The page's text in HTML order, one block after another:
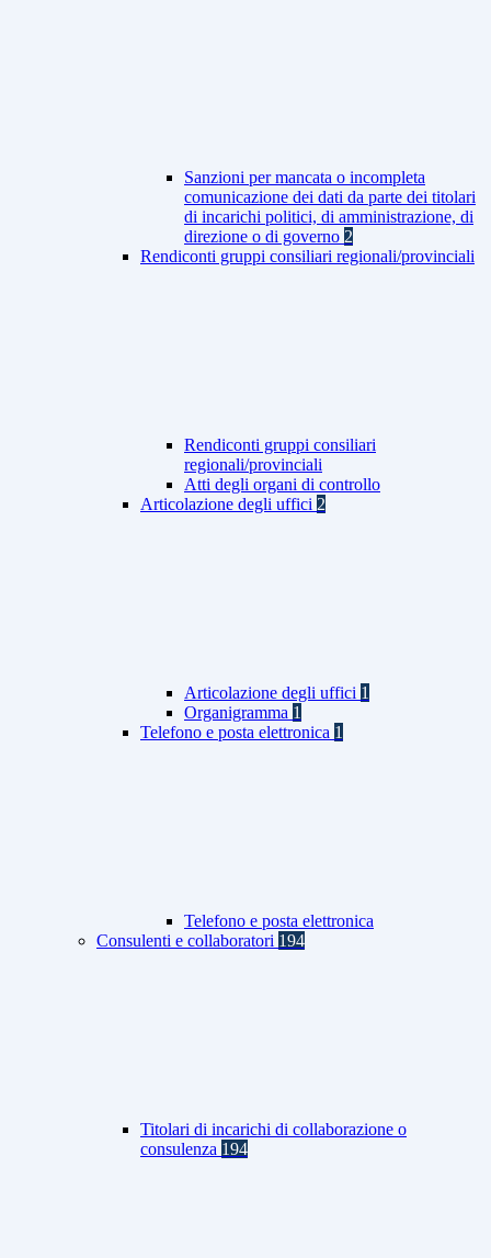
Sanzioni per mancata o incompleta
comunicazione dei dati da parte dei titolari
di incarichi politici, di amministrazione, di
direzione o di governo 2
Rendiconti gruppi consiliari regionali/provinciali
Rendiconti gruppi consiliari
regionali/provinciali
Atti degli organi di controllo
Articolazione degli uffici 2
Articolazione degli uffici 1
Organigramma 1
Telefono e posta elettronica 1
Telefono e posta elettronica
Consulenti e collaboratori 194
Titolari di incarichi di collaborazione o
consulenza 194